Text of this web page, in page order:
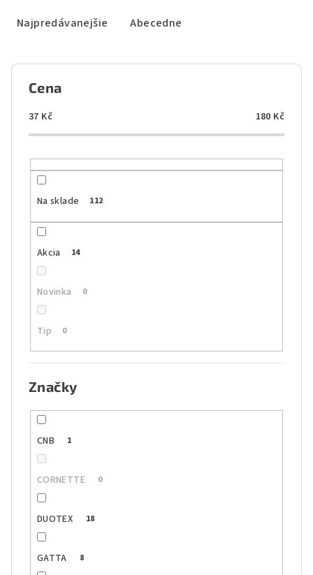
Najpredávanejšie Abecedne
Cena
37 Kč 180 Kč
Na sklade 112
Akcia 14
Novinka 0
Tip 0
Značky
CNB 1
CORNETTE 0
DUOTEX 18
GATTA 8